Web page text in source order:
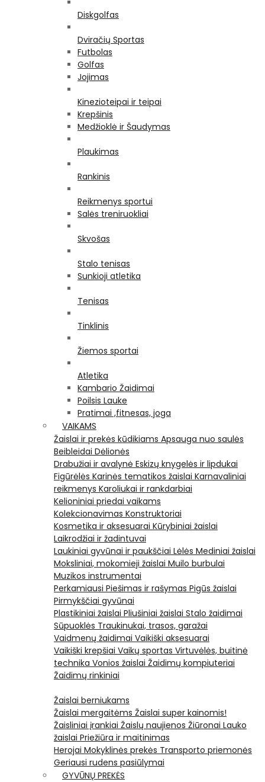
Diskgolfas
Dviračių Sportas
Futbolas
Golfas
Jojimas
Kinezioteipai ir teipai
Krepšinis
Medžioklė ir Šaudymas
Plaukimas
Rankinis
Reikmenys sportui
Salės treniruokliai
Skvošas
Stalo tenisas
Sunkioji atletika
Tenisas
Tinklinis
Žiemos sportai
Atletika
Kambario Žaidimai
Poilsis Lauke
Pratimai ,fitnesas, joga
VAIKAMS
Žaislai ir prekės kūdikiams Apsauga nuo saulės
Beibleidai Dėlionės
Drabužiai ir avalynė Eskizų knygelės ir lipdukai
Figūrėlės Karinės tematikos žaislai Karnavaliniai
reikmenys Karoliukai ir rankdarbiai
Kelioniniai priedai vaikams
Kolekcionavimas Konstruktoriai
Kosmetika ir aksesuarai Kūrybiniai žaislai
Laikrodžiai ir žadintuvai
Laukiniai gyvūnai ir paukščiai Lėlės Mediniai žaislai
Moksliniai, mokomieji žaislai Muilo burbulai
Muzikos instrumentai
Perkamiausi Piešimas ir rašymas Pigūs žaislai
Pirmykščiai gyvūnai
Plastikiniai žaislai Pliušiniai žaislai Stalo žaidimai
Sūpuoklės Traukinukai, trasos, garažai
Vaidmenų žaidimai Vaikiški aksesuarai
Vaikiški krepšiai Vaikų sportas Virtuvėlės, buitinė
technika Vonios žaislai Žaidimų kompiuteriai
Žaidimų rinkiniai
Žaislai berniukams
Žaislai mergaitėms Žaislai super kainomis!
Žaisliniai įrankiai Žaislų naujienos Žiūronai Lauko
žaislai Priežiūra ir maitinimas
Herojai Mokyklinės prekės Transporto priemonės
Geriausi rudens pasiūlymai
GYVŪNŲ PREKĖS